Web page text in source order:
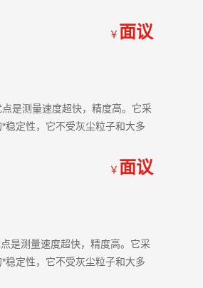
￥ 面议
是测量速度超快，精度高。它采
稳定性，它不受灰尘粒子和大多
￥ 面议
是测量速度超快，精度高。它采
稳定性，它不受灰尘粒子和大多